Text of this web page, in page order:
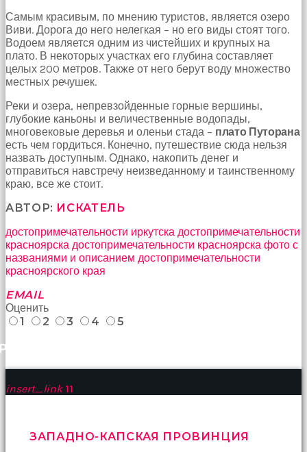
Самым красивым, по мнению туристов, является озеро
Виви. Дорога до него нелегкая – но его виды стоят того.
Водоем является одним из чистейших и крупных на
плато. В некоторых участках его глубина составляет
целых 200 метров. Также от него берут воду множество
местных речушек.
Реки и озера, непревзойденные горные вершины,
глубокие каньоны и величественные водопады,
многовековые деревья и оленьи стада – плато Путорана
есть чем гордиться. Конечно, путешествие сюда нельзя
назвать доступным. Однако, накопить денег и
отправиться навстречу неизведанному и таинственному
краю, все же стоит.
АВТОР: ИСКАТЕЛЬ
достопримечательности иркутска достопримечательности
красноярска достопримечательности красноярска фото с
названиями и описанием достопримечательности
красноярского края
EMAIL
Оценить
1
2 3 4 5
insert_link 11
ЗАПАДНО-КАПСКАЯ ПРОВИНЦИЯ